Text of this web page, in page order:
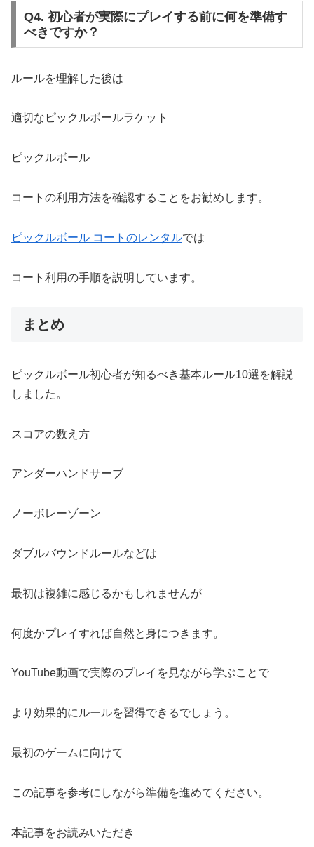
Q4. 初心者が実際にプレイする前に何を準備す
べきですか？
ルールを理解した後は
適切なピックルボールラケット
ピックルボール
コートの利用方法を確認することをお勧めします。
ピックルボール コートのレンタルでは
コート利用の手順を説明しています。
まとめ
ピックルボール初心者が知るべき基本ルール10選を解説
しました。
スコアの数え方
アンダーハンドサーブ
ノーボレーゾーン
ダブルバウンドルールなどは
最初は複雑に感じるかもしれませんが
何度かプレイすれば自然と身につきます。
YouTube動画で実際のプレイを見ながら学ぶことで
より効果的にルールを習得できるでしょう。
最初のゲームに向けて
この記事を参考にしながら準備を進めてください。
本記事をお読みいただき